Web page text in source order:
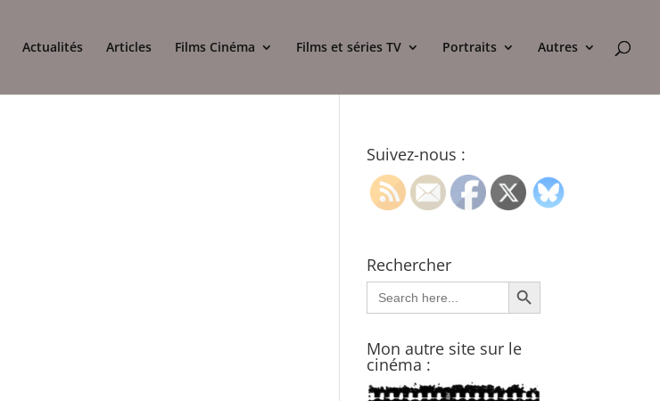
Actualités Articles Films Cinéma Films et séries TV Portraits Autres
Suivez-nous :
Rechercher
Search
for:
Search Button
Mon autre site sur le
cinéma :